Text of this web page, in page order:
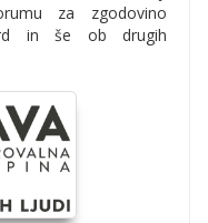
za zgodovino
in še ob drugih